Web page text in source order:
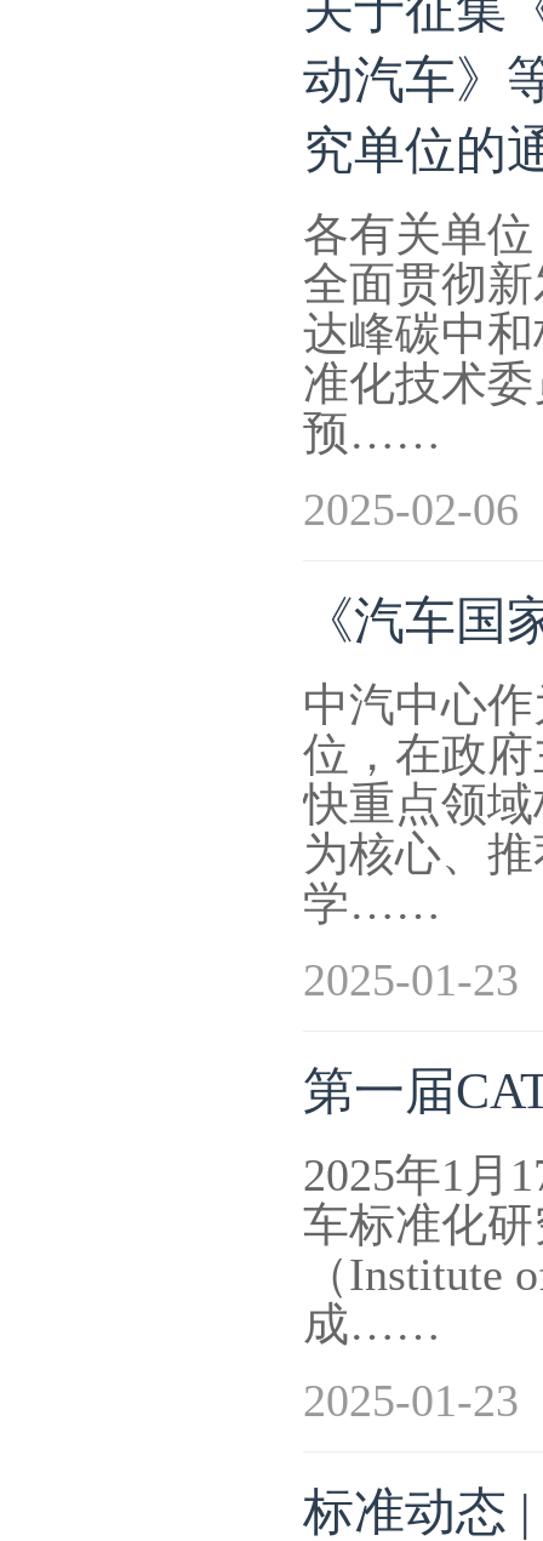
动汽车》
究单位的
各有关单
全面贯彻
达峰碳中
准化技术
预……
2025-02-06
《汽车国
中汽中心
位，在政
快重点领
为核心、
学……
2025-01-23
第一届
2025年1月
车标准化
（Institute
成……
2025-01-23
标准动态